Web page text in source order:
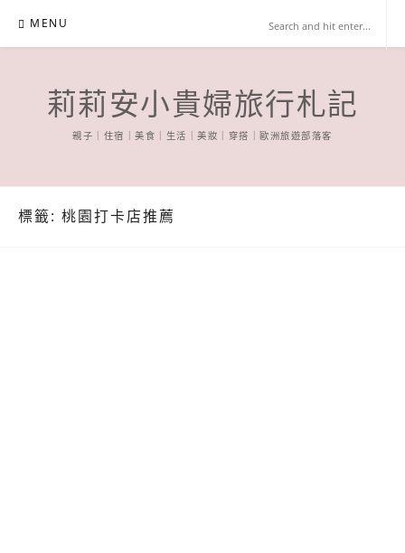
content
MENU
莉莉安小貴婦旅行札記
親子｜住宿｜美食｜生活｜美妝｜穿搭｜歐洲旅遊部落客
標籤: 桃園打卡店推薦